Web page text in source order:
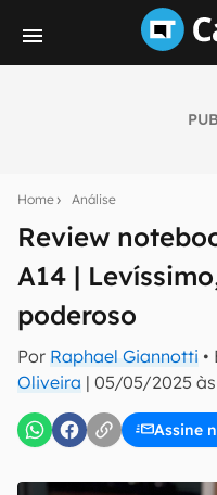
Home Análise
Review
A14 |
poderoso
Por Raphael Giannotti
Oliveira | 05/05/2025
Assine
notícias e reviews
mão.
E-mail
Confirmo que li, aceito
Uso e Política de